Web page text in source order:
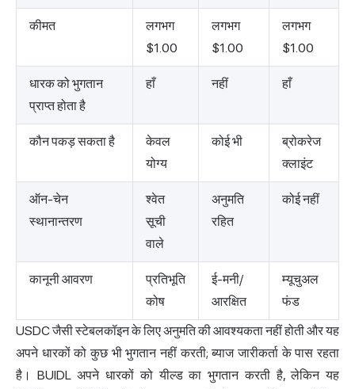
कीमत
लगभग
$1.00
लगभग
$1.00
लगभग
$1.00
धारक को भुगतान
प्राप्त होता है
हाँ नहीं हाँ
कौन पकड़ सकता है
केवल
योग्य
कोई भी
ब्रोकरेज
क्लाइंट
ऑन-चेन
स्थानान्तरण
श्वेत
सूची
वाले
अनुमति
रहित
कोई नहीं
कानूनी आवरण
प्रतिभूति
कोष
ई-मनी/
आरक्षित
म्यूचुअल
फंड
USDC जैसी स्टेबलकॉइन के लिए अनुमति की आवश्यकता नहीं होती और यह
अपने धारकों को कुछ भी भुगतान नहीं करती; ब्याज जारीकर्ता के पास रहता
है। BUIDL अपने धारकों को यील्ड का भुगतान करती है, लेकिन यह